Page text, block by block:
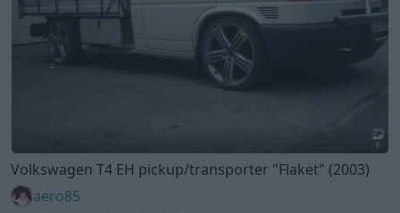
6
Volkswagen T4 EH pickup/transporter "Flaket" (2003)
aero85